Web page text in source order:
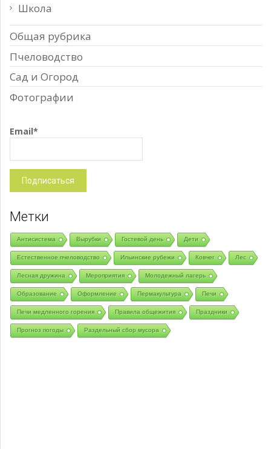
Школа
Общая рубрика
Пчеловодство
Сад и Огород
Фотографии
Email*
Метки
Антисистема Вырубки Гостевой день Дети
Естественное пчеловодство Ильинские рубежи Ковчег Лес
Лесная дружина Мероприятия Молодежный лагерь
Образование Оформление Пермакультура Печи
Печи медленного горения Правила общежития Праздники
Прогноз погоды Раздельный сбор мусора